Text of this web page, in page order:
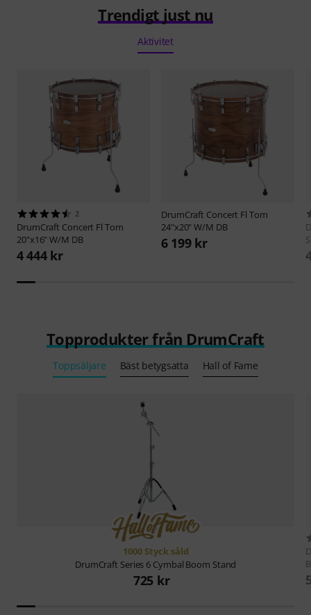
Trendigt just nu
Aktivitet
2
DrumCraft Concert Fl Tom
20"x16" W/M DB
4 444 kr
DrumCraft Concert Fl Tom
24"x20" W/M DB
6 199 kr
Topprodukter från DrumCraft
Toppsäljare Bäst betygsatta Hall of Fame
1000 Styck såld
DrumCraft Series 6 Cymbal Boom Stand
725 kr